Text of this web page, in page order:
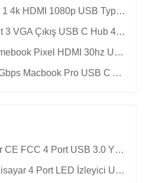
Şarj Veri Aktarımı 3 In 1 4k HDMI 1080p USB Type C Hub
MacBook Thunderbolt 3 VGA Çıkış USB C Hub 4k 60hz
Akıllı Telefonlar Chromebook Pixel HDMI 30hz USB Type C Hub
4 In 1 Veri Aktarımı 5 Gbps Macbook Pro USB C Adaptör Hub
PC Dizüstü Bilgisayar CE FCC 4 Port USB 3.0 Yüksek Hızlı Hub
Plastik Masaüstü Bilgisayar 4 Port LED İzleyici USB 3 HUB